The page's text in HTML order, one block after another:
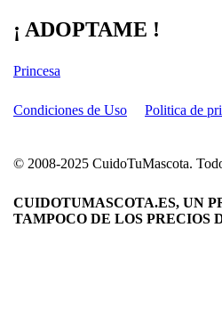
¡ ADOPTAME !
Princesa
Condiciones de Uso Politica de
© 2008-2025 CuidoTuMascota.
CUIDOTUMASCOTA.ES, UN
TAMPOCO DE LOS PRECIOS